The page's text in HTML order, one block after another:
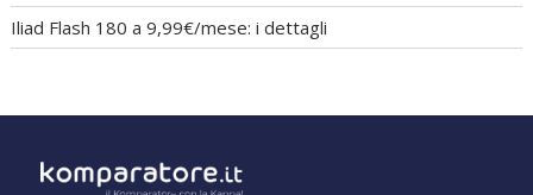
Iliad Flash 180 a 9,99€/mese: i dettagli